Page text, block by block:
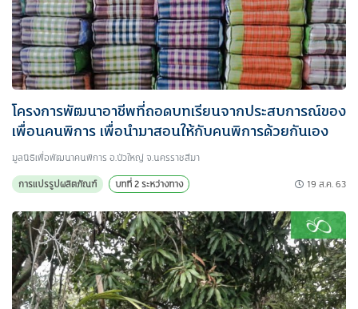
โครงการพัฒนาอาชีพที่ถอดบทเรียนจากประสบการณ์ของ
เพื่อนคนพิการ เพื่อนำมาสอนให้กับคนพิการด้วยกันเอง
มูลนิธิเพื่อพัฒนาคนพิการ อ.บัวใหญ่ จ.นครราชสีมา
การแปรรูปผลิตภัณฑ์
บทที่ 2 ระหว่างทาง 19 ส.ค. 63